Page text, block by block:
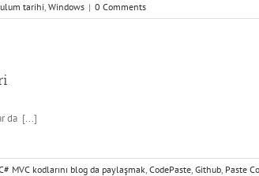
tarihi, Windows | 0 Comments
da [...]
MVC kodlarını blog da paylaşmak, CodePaste, Github, Paste